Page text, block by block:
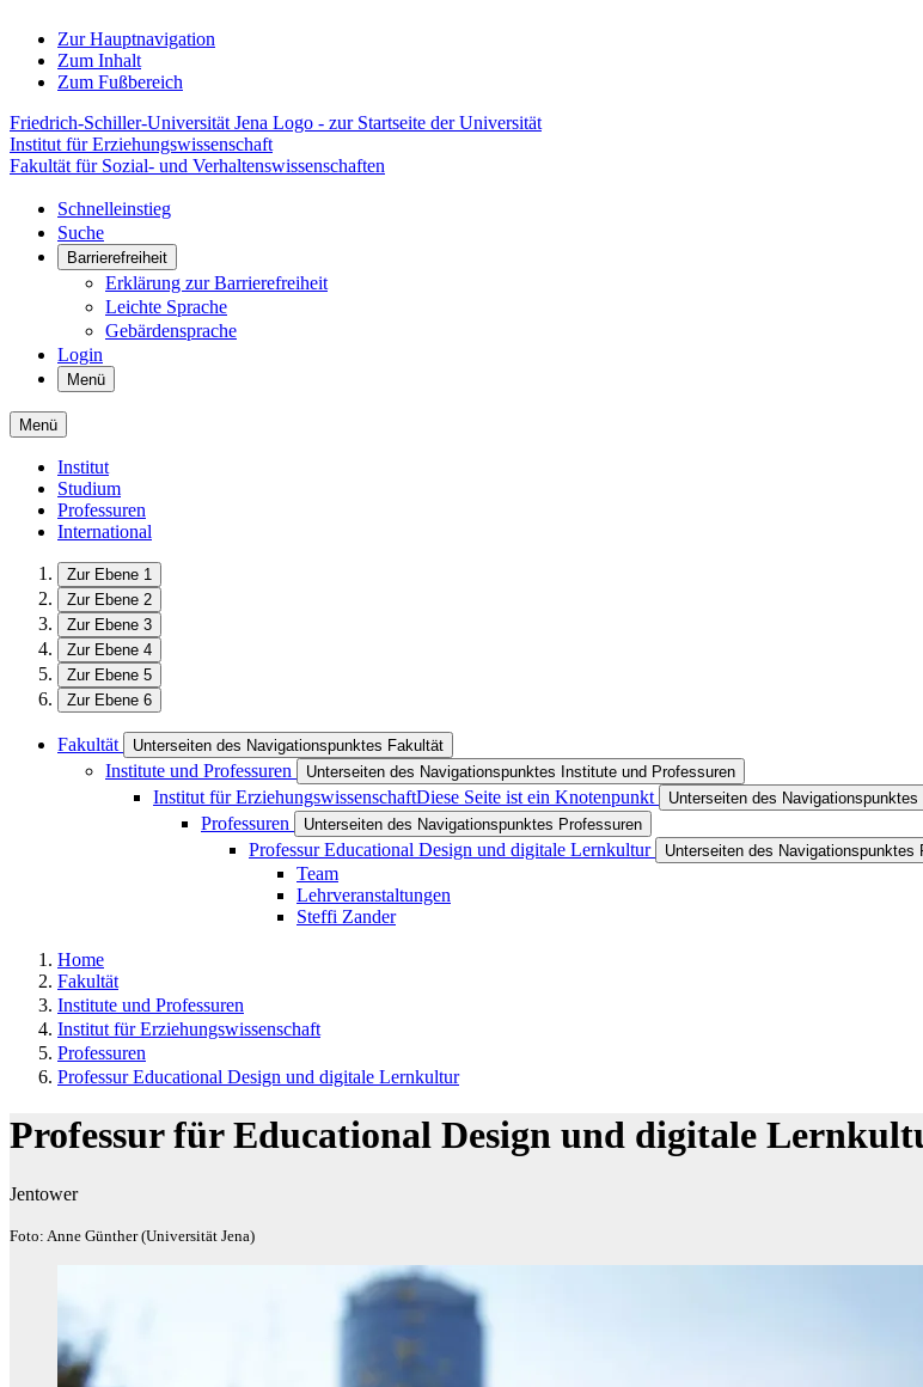
Zur Hauptnavigation
Zum Inhalt
Zum Fußbereich
Friedrich-Schiller-Universität Jena Logo - zur Startseite der Universität
Institut für Erziehungswissenschaft
Fakultät für Sozial- und Verhaltenswissenschaften
Schnelleinstieg
Suche
Barrierefreiheit
Erklärung zur Barrierefreiheit
Leichte Sprache
Gebärdensprache
Login
Menü
Menü
Institut
Studium
Professuren
International
Zur Ebene 1
Zur Ebene 2
Zur Ebene 3
Zur Ebene 4
Zur Ebene 5
Zur Ebene 6
Fakultät Unterseiten des Navigationspunktes Fakultät
Institute und Professuren Unterseiten des Navigationspunktes Institute und Professuren
Institut für ErziehungswissenschaftDiese Seite ist ein Knotenpunkt Unterseiten des
Professuren Unterseiten des Navigationspunktes Professuren
Professur Educational Design und digitale Lernkultur Unterseiten des
Team
Lehrveranstaltungen
Steffi Zander
Home
Fakultät
Institute und Professuren
Institut für Erziehungswissenschaft
Professuren
Professur Educational Design und digitale Lernkultur
Professur für Educational Design und digitale
Jentower
Foto: Anne Günther (Universität Jena)